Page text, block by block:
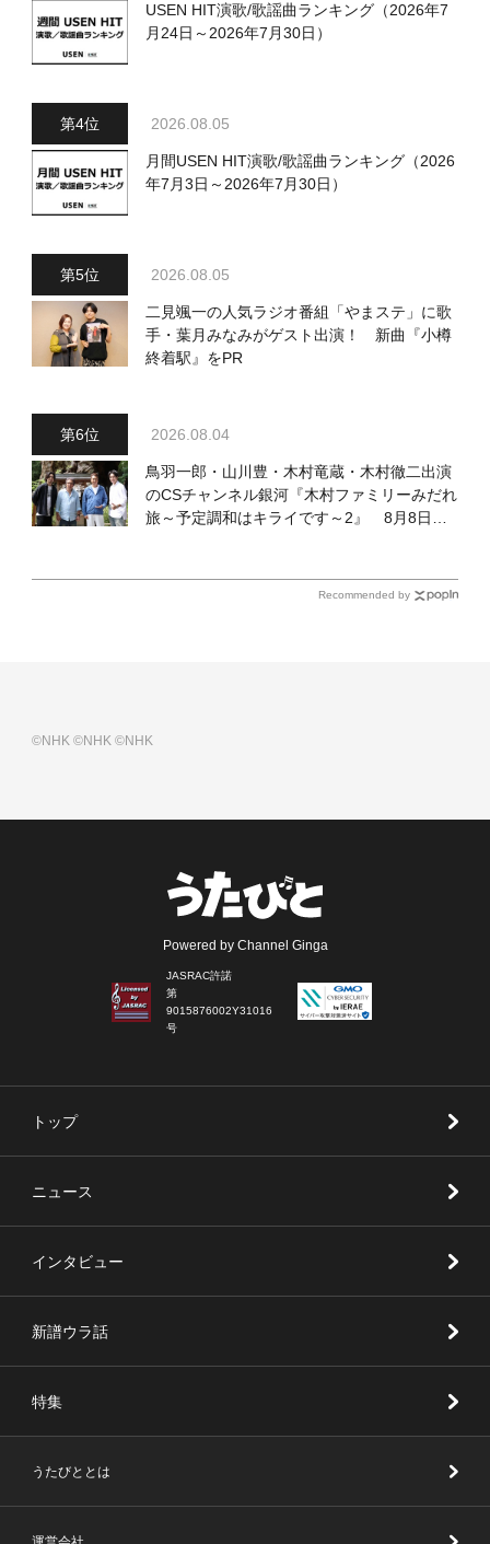
USEN HIT演歌/歌謡曲ランキング（2026年7
月24日～2026年7月30日）
2026.08.05
月間USEN HIT演歌/歌謡曲ランキング（2026
年7月3日～2026年7月30日）
2026.08.05
二見颯一の人気ラジオ番組「やまステ」に歌
手・葉月みなみがゲスト出演！ 新曲『小樽
終着駅』をPR
2026.08.04
鳥羽一郎・山川豊・木村竜蔵・木村徹二出演
のCSチャンネル銀河『木村ファミリーみだれ
旅～予定調和はキライです～2』 8月8日
Recommended by
©NHK©NHK©NHK
Powered by Channel Ginga
JASRAC許諾
第
9015876002Y31016
号
トップ
ニュース
インタビュー
新譜ウラ話
特集
うたびととは